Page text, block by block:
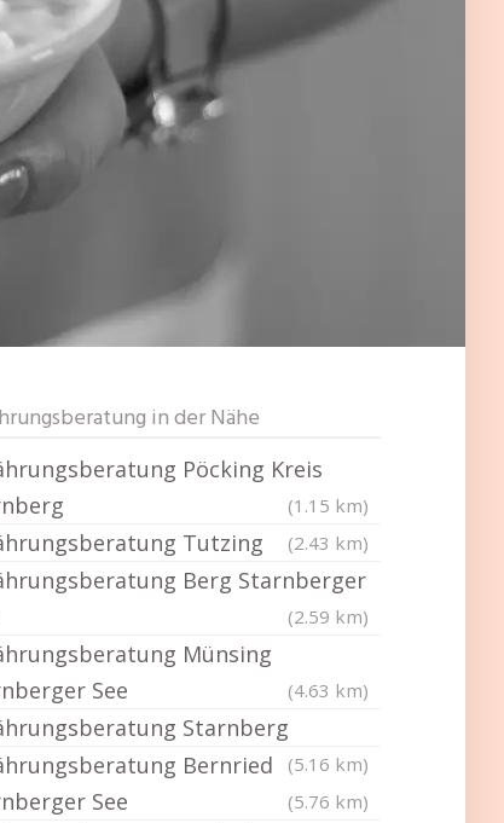
in der Nähe
Pöcking Kreis
(1.15 km)
Tutzing (2.43 km)
Berg Starnberger
(2.59 km)
Münsing
See
(4.63 km)
Starnberg
(5.16 km)
Bernried
See
(5.76 km)